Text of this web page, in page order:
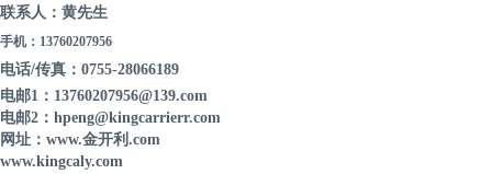
离子风枪
无尘布
小推车
联系人：黄先生
手机：13760207956
电话/传真：0755-28066189
电邮1：13760207956@139.com
电邮2：hpeng@kingcarrierr.com
网址：www.金开利.com
www.kingcaly.com